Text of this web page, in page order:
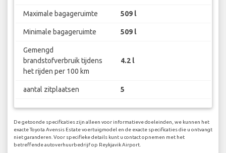
Maximale bagageruimte 509 l
Minimale bagageruimte 509 l
Gemengd
brandstofverbruik tijdens
het rijden per 100 km
4.2 l
aantal zitplaatsen 5
De getoonde specificaties zijn alleen voor informatieve doeleinden, we kunnen het
exacte Toyota Avensis Estate voertuigmodel en de exacte specificaties die u ontvangt
niet garanderen. Voor specifieke details kunt u contact opnemen met het
betreffende autoverhuurbedrijf op Reykjavik Airport.